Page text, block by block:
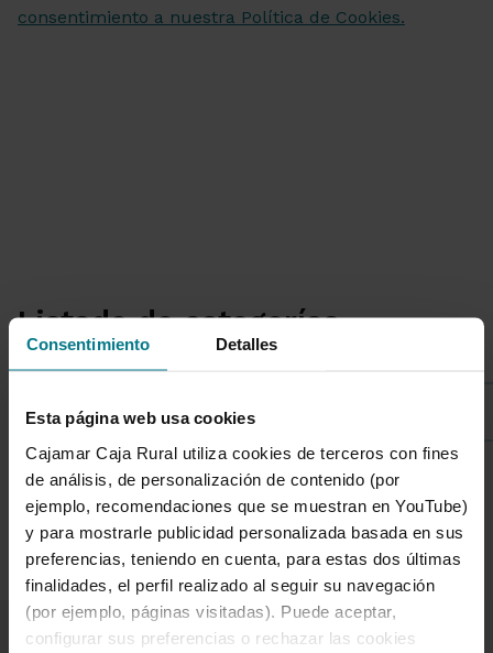
Consentimiento Detalles
Esta página web usa cookies
Cajamar Caja Rural utiliza cookies de terceros con fines
de análisis, de personalización de contenido (por
ejemplo, recomendaciones que se muestran en YouTube)
y para mostrarle publicidad personalizada basada en sus
preferencias, teniendo en cuenta, para estas dos últimas
finalidades, el perfil realizado al seguir su navegación
(por ejemplo, páginas visitadas). Puede aceptar,
configurar sus preferencias o rechazar las cookies
Listado de categorías
Sostenibilidad
1 de 7